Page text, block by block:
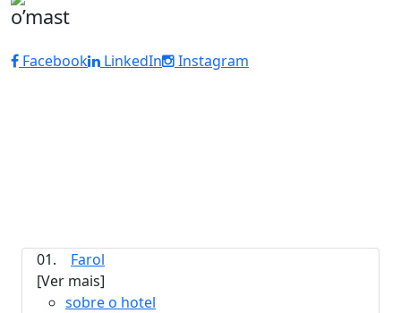
o’mast
Facebook LinkedIn Instagram
01.
Farol
[Ver mais]
sobre o hotel